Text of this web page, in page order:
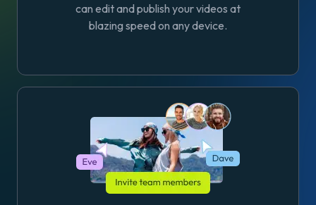
can edit and publish your videos at
blazing speed on any device.